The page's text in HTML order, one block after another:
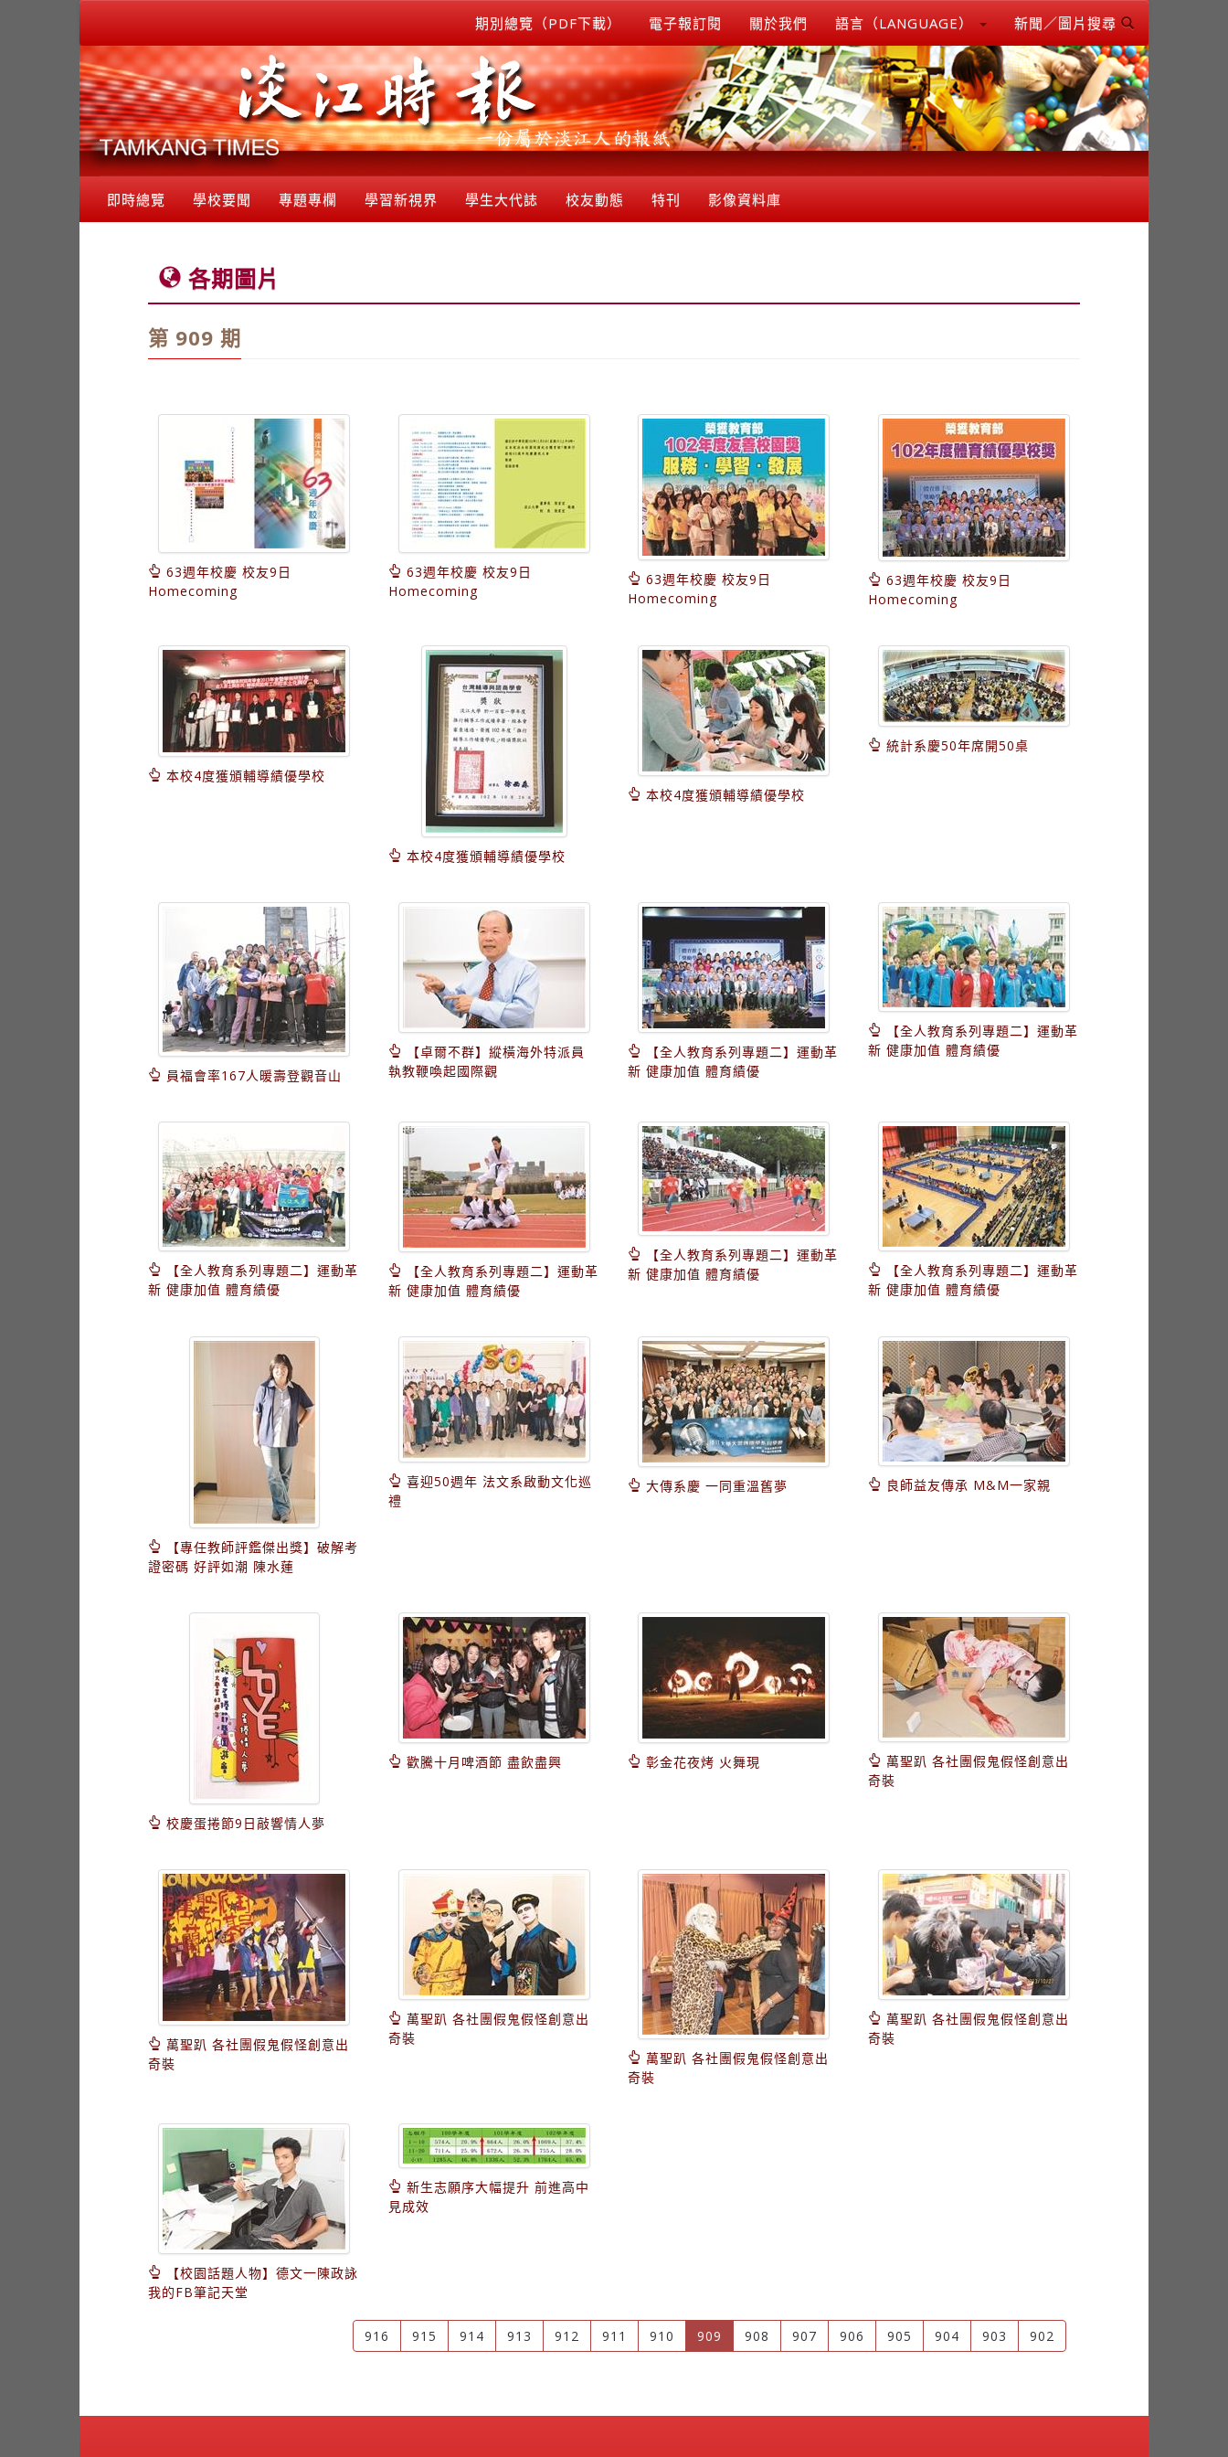
期別總覽（PDF下載） 電子報訂閱 關於我們 語言（LANGUAGE） 新聞／圖片搜尋
即時總覽 學校要聞 專題專欄 學習新視界 學生大代誌 校友動態 特刊 影像資料庫
各期圖片
第 909 期
63週年校慶 校友9日
Homecoming
63週年校慶 校友9日
Homecoming
63週年校慶 校友9日
Homecoming
63週年校慶 校友9日
Homecoming
本校4度獲頒輔導績優學校
本校4度獲頒輔導績優學校
本校4度獲頒輔導績優學校
統計系慶50年席開50桌
員福會率167人暖壽登觀音山
【卓爾不群】縱橫海外特派員
執教鞭喚起國際觀
【全人教育系列專題二】運動革
新 健康加值 體育績優
【全人教育系列專題二】運動革
新 健康加值 體育績優
【全人教育系列專題二】運動革
新 健康加值 體育績優
【全人教育系列專題二】運動革
新 健康加值 體育績優
【全人教育系列專題二】運動革
新 健康加值 體育績優
【全人教育系列專題二】運動革
新 健康加值 體育績優
【專任教師評鑑傑出獎】破解考
證密碼 好評如潮 陳水蓮
喜迎50週年 法文系啟動文化巡
禮
大傳系慶 一同重溫舊夢 良師益友傳承 M&M一家親
校慶蛋捲節9日敲響情人夢
歡騰十月啤酒節 盡飲盡興 彰金花夜烤 火舞現
萬聖趴 各社團假鬼假怪創意出
奇裝
萬聖趴 各社團假鬼假怪創意出
奇裝
萬聖趴 各社團假鬼假怪創意出
奇裝
萬聖趴 各社團假鬼假怪創意出
奇裝
萬聖趴 各社團假鬼假怪創意出
奇裝
【校園話題人物】德文一陳政詠
我的FB筆記天堂
新生志願序大幅提升 前進高中
見成效
916 915 914 913 912 911 910 909 (current)
908 907 906 905 904 903 902